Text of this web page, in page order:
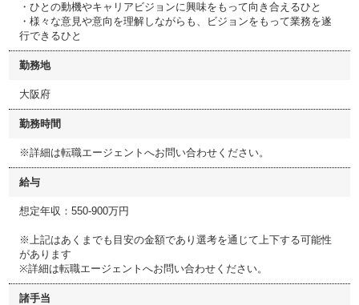
・ひとの動機やキャリアビジョンに興味をもって向き合えるひと
・様々な意見や意向を理解しながらも、ビジョンをもって業務を遂
行できるひと
勤務地
大阪府
勤務時間
※詳細は転職エージェントへお問い合わせください。
給与
想定年収：550-900万円
※上記はあくまでも目安の金額であり選考を通じて上下する可能性
があります
※詳細は転職エージェントへお問い合わせください。
諸手当